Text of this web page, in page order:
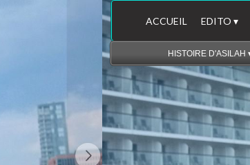
HISTOIRE D'ASILAH
ACCUEIL EDITO ▾